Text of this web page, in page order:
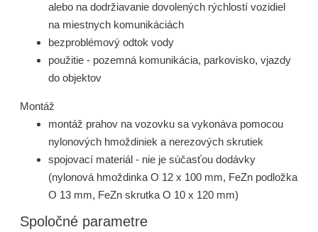
alebo na dodržiavanie dovolených rýchlostí vozidiel
na miestnych komunikáciách
bezproblémový odtok vody
použitie - pozemná komunikácia, parkovisko, vjazdy
do objektov
Montáž
montáž prahov na vozovku sa vykonáva pomocou
nylonových hmoždiniek a nerezových skrutiek
spojovací materiál - nie je súčasťou dodávky
(nylonová hmoždinka O 12 x 100 mm, FeZn podložka
O 13 mm, FeZn skrutka O 10 x 120 mm)
Spoločné parametre